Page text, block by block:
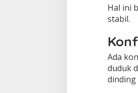
Hal ini
stabil.
Ada
duduk
dinding